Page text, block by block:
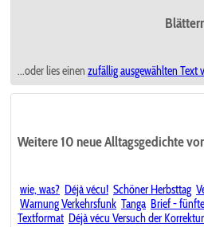
...oder lies einen zufällig ausgewählten Text
Weitere 10 neue Alltagsgedichte
wie, was? Déjà vécu! Schöner Herbsttag
Warnung Verkehrsfunk Tanga Brief -
Textformat Déjà vécu Versuch der Korrektur